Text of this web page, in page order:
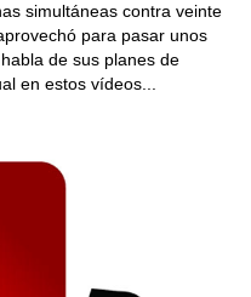
simultáneas contra veinte
para pasar unos
de sus planes de
en estos vídeos...